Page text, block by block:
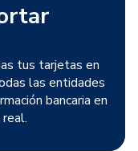
tus tarjetas en
las entidades
bancaria en